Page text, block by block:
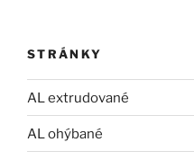
STRÁNKY
AL extrudované
AL ohýbané